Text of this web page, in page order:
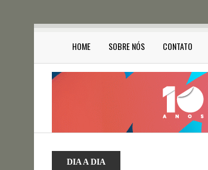
HOME SOBRE NÓS CONTATO
DIA A DIA